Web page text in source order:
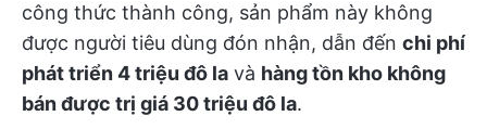
công thức thành công, sản phẩm này không
được người tiêu dùng đón nhận, dẫn đến chi phí
phát triển 4 triệu đô la và hàng tồn kho không
bán được trị giá 30 triệu đô la.